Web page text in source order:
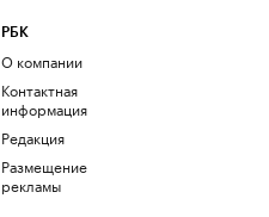
РБК
О компании
Контактная
информация
Редакция
Размещение
рекламы